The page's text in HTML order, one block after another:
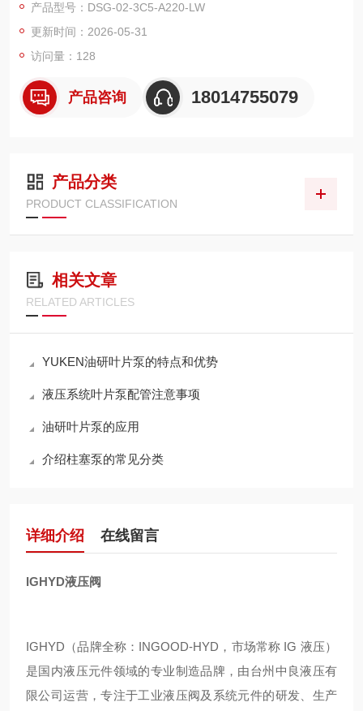
型液压元件的主流品牌之一。
产品型号：DSG-02-3C5-A220-LW
更新时间：2026-05-31
访问量：128
产品咨询 18014755079
产品分类
PRODUCT CLASSIFICATION
相关文章
RELATED ARTICLES
YUKEN油研叶片泵的特点和优势
液压系统叶片泵配管注意事项
油研叶片泵的应用
介绍柱塞泵的常见分类
详细介绍 在线留言
IGHYD液压阀
IGHYD（品牌全称：INGOOD-HYD，市场常称 IG 液压）
是国内液压元件领域的专业制造品牌，由台州中良液压有
限公司运营，专注于工业液压阀及系统元件的研发、生产